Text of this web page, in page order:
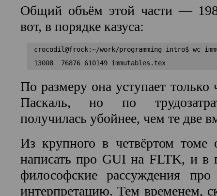
Общий объём этой части —
вот, в порядке казуса:
crocodil@frock:~/work/programming_intro$ wc
По размеру она уступает
Паскаль, но по
получилась убойнее, чем те две
Из крупного в четвёртом томе
написать про GUI на FLTK, и в
философские рассуждения
интерпретацию. Тем временем,